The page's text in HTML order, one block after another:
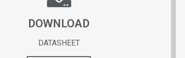
DOWNLOAD
DATASHEET